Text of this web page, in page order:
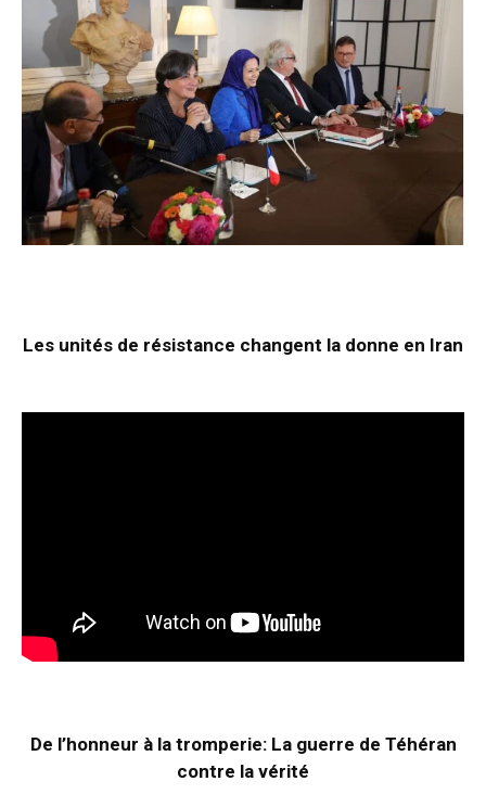
Les unités de résistance changent la donne en Iran
De l’honneur à la tromperie: La guerre de Téhéran
contre la vérité